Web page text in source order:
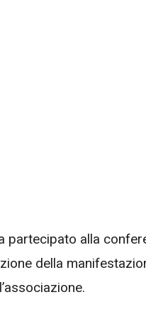
partecipato alla
della